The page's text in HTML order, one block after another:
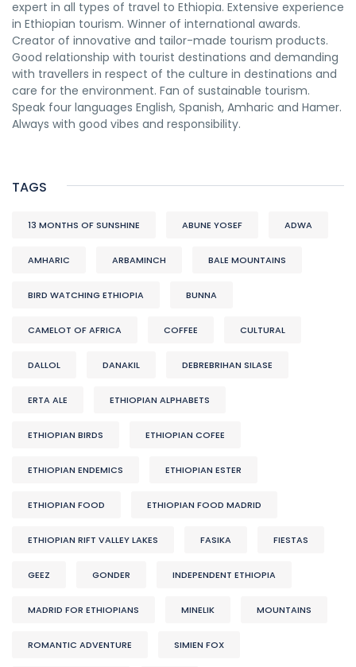
expert in all types of travel to Ethiopia. Extensive experience
in Ethiopian tourism. Winner of international awards.
Creator of innovative and tailor-made tourism products.
Good relationship with tourist destinations and demanding
with travellers in respect of the culture in destinations and
care for the environment. Fan of sustainable tourism.
Speak four languages English, Spanish, Amharic and Hamer.
Always with good vibes and responsibility.
TAGS
13 MONTHS OF SUNSHINE ABUNE YOSEF ADWA
AMHARIC ARBAMINCH BALE MOUNTAINS
BIRD WATCHING ETHIOPIA BUNNA
CAMELOT OF AFRICA COFFEE CULTURAL
DALLOL DANAKIL DEBREBRIHAN SILASE
ERTA ALE ETHIOPIAN ALPHABETS
ETHIOPIAN BIRDS ETHIOPIAN COFEE
ETHIOPIAN ENDEMICS ETHIOPIAN ESTER
ETHIOPIAN FOOD ETHIOPIAN FOOD MADRID
ETHIOPIAN RIFT VALLEY LAKES FASIKA FIESTAS
GEEZ GONDER INDEPENDENT ETHIOPIA
MADRID FOR ETHIOPIANS MINELIK MOUNTAINS
ROMANTIC ADVENTURE SIMIEN FOX